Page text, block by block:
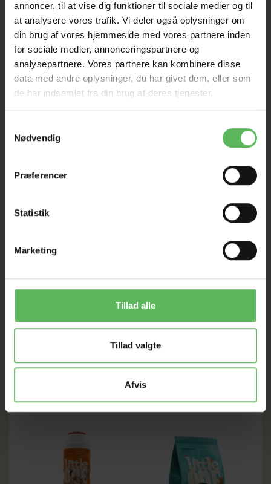
annoncer, til at vise dig funktioner til sociale medier og til
at analysere vores trafik. Vi deler også oplysninger om
din brug af vores hjemmeside med vores partnere inden
for sociale medier, annonceringspartnere og
analysepartnere. Vores partnere kan kombinere disse
data med andre oplysninger, du har givet dem, eller som
de har indsamlet fra din brug af deres tjenester.
Nødvendig
Præferencer
Statistik
Marketing
Tillad alle
Tillad valgte
Afvis
Tilbud GÆLDER IKKE
I FYSISK BUTIKKERE
BESKRIVELSE
Analytiske bestanddele
Råfedt - 24%